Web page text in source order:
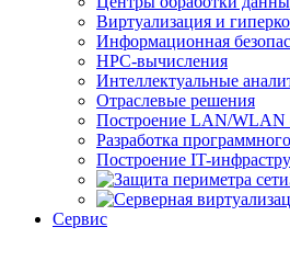
Виртуализация и
Информационная
HPC-вычисления
Интеллектуальные
Отраслевые решения
Построение LAN/WLAN
Разработка
Построение IT-
Сервис